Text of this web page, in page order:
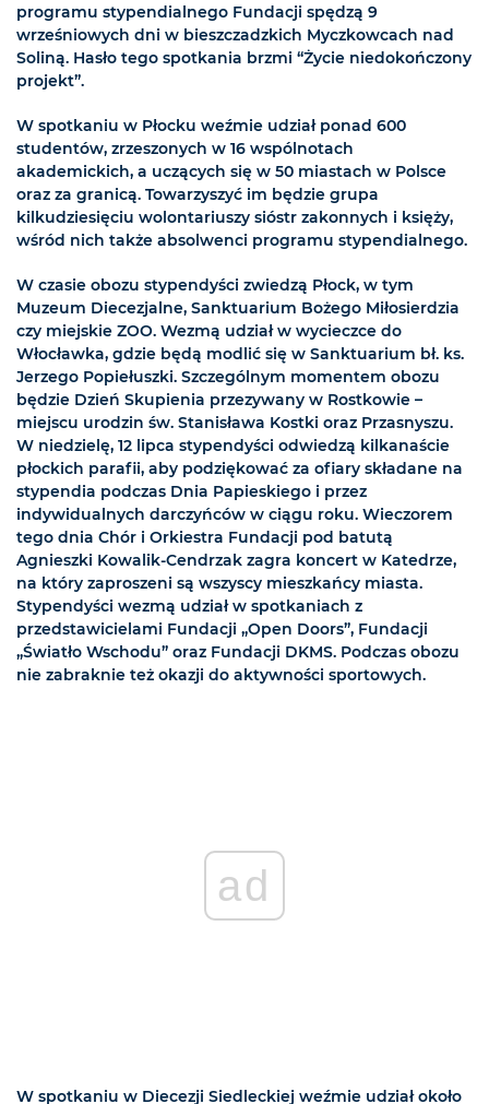
programu stypendialnego Fundacji spędzą 9
wrześniowych dni w bieszczadzkich Myczkowcach nad
Soliną. Hasło tego spotkania brzmi “Życie niedokończony
projekt”.
W spotkaniu w Płocku weźmie udział ponad 600
studentów, zrzeszonych w 16 wspólnotach
akademickich, a uczących się w 50 miastach w Polsce
oraz za granicą. Towarzyszyć im będzie grupa
kilkudziesięciu wolontariuszy sióstr zakonnych i księży,
wśród nich także absolwenci programu stypendialnego.
W czasie obozu stypendyści zwiedzą Płock, w tym
Muzeum Diecezjalne, Sanktuarium Bożego Miłosierdzia
czy miejskie ZOO. Wezmą udział w wycieczce do
Włocławka, gdzie będą modlić się w Sanktuarium bł. ks.
Jerzego Popiełuszki. Szczególnym momentem obozu
będzie Dzień Skupienia przezywany w Rostkowie –
miejscu urodzin św. Stanisława Kostki oraz Przasnyszu.
W niedzielę, 12 lipca stypendyści odwiedzą kilkanaście
płockich parafii, aby podziękować za ofiary składane na
stypendia podczas Dnia Papieskiego i przez
indywidualnych darczyńców w ciągu roku. Wieczorem
tego dnia Chór i Orkiestra Fundacji pod batutą
Agnieszki Kowalik-Cendrzak zagra koncert w Katedrze,
na który zaproszeni są wszyscy mieszkańcy miasta.
Stypendyści wezmą udział w spotkaniach z
przedstawicielami Fundacji „Open Doors”, Fundacji
„Światło Wschodu” oraz Fundacji DKMS. Podczas obozu
nie zabraknie też okazji do aktywności sportowych.
ad
W spotkaniu w Diecezji Siedleckiej weźmie udział około